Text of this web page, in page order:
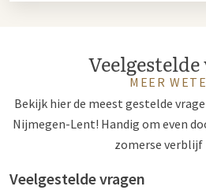
MEER
Bekijk hier de meest gestelde
Nijmegen-Lent! Handig om even
zomerse verblijf
Veelgestelde vragen